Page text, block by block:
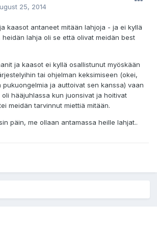
25, 2014
kaasot antaneet mitään lahjoja - ja ei kyllä
lahja oli se että olivat meidän best
ja kaasot ei kyllä osallistunut myöskään
tai ohjelman keksimiseen (okei,
pukuongelmia ja auttoivat sen kanssa) vaan
hääjuhlassa kun juonsivat ja hoitivat
meidän tarvinnut miettiä mitään.
päin, me ollaan antamassa heille lahjat..